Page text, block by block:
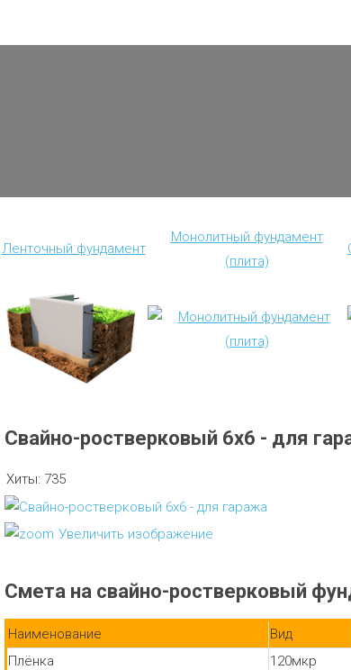
Ленточный фундамент
Монолитный фундамент
(плита)
Свайно-ростверковый 6х6 - для
Хиты: 735
Увеличить изображение
Смета на свайно-ростверковый
Наименование Вид
Плёнка
120мкр